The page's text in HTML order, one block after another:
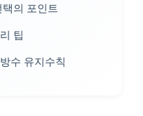
의 포인트
팁
수 유지수칙